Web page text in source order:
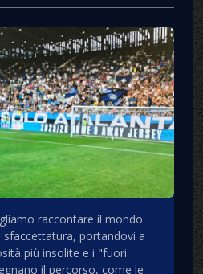
raccontare il mondo
sfaccettatura, portandovi a
più insolite e i "fuori
il percorso, come le